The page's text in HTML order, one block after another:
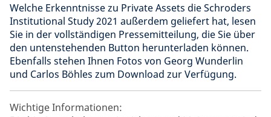
Welche Erkenntnisse zu Private Assets die Schroders
Institutional Study 2021 außerdem geliefert hat, lesen
Sie in der vollständigen Pressemitteilung, die Sie über
den untenstehenden Button herunterladen können.
Ebenfalls stehen Ihnen Fotos von Georg Wunderlin
und Carlos Böhles zum Download zur Verfügung.
Wichtige Informationen: